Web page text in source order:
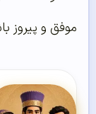
موفق و پیروز